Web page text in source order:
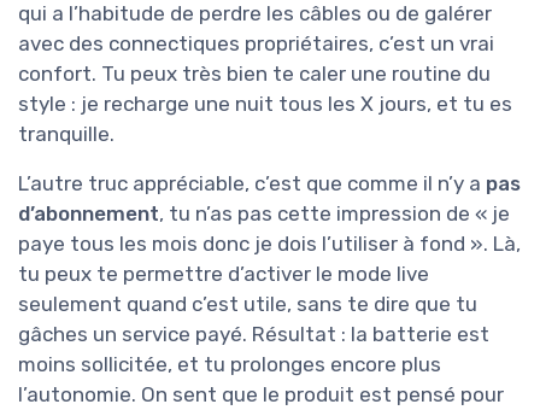
qui a l’habitude de perdre les câbles ou de galérer
avec des connectiques propriétaires, c’est un vrai
confort. Tu peux très bien te caler une routine du
style : je recharge une nuit tous les X jours, et tu es
tranquille.
L’autre truc appréciable, c’est que comme il n’y a pas
d’abonnement, tu n’as pas cette impression de « je
paye tous les mois donc je dois l’utiliser à fond ». Là,
tu peux te permettre d’activer le mode live
seulement quand c’est utile, sans te dire que tu
gâches un service payé. Résultat : la batterie est
moins sollicitée, et tu prolonges encore plus
l’autonomie. On sent que le produit est pensé pour